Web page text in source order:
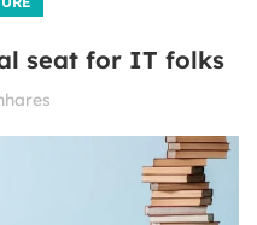
seat for IT folks